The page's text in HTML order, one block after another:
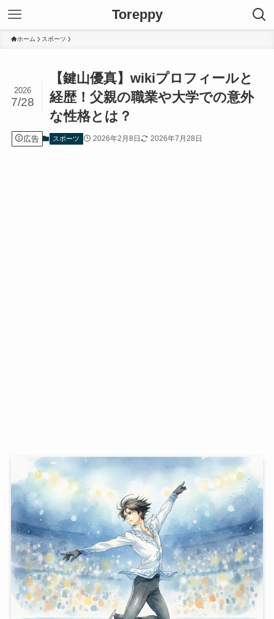
Toreppy
ホーム スポーツ
【鍵山優真】wikiプロフィールと
経歴！父親の職業や大学での意外
な性格とは？
2026
7/28
広告 スポーツ 2026年2月8日 2026年7月28日